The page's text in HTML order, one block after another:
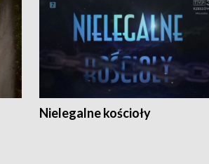
Nielegalne kościoły